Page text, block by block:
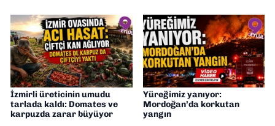
İzmirli üreticinin umudu
tarlada kaldı: Domates ve
karpuzda zarar büyüyor
Yüreğimiz yanıyor:
Mordoğan’da korkutan
yangın